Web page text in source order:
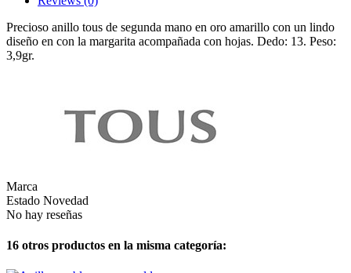
Precioso anillo tous de segunda mano en oro amarillo con un lindo
diseño en con la margarita acompañada con hojas. Dedo: 13. Peso:
3,9gr.
Marca
Estado Novedad
No hay reseñas
16 otros productos en la misma categoría: